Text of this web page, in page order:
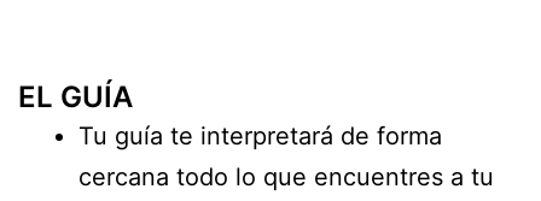
EL GUÍA
Tu guía te interpretará de forma
cercana todo lo que encuentres a tu